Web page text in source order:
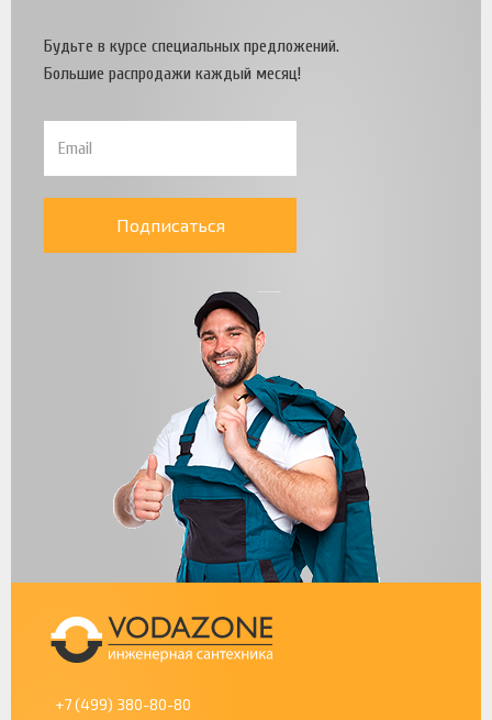
Будьте в курсе специальных предложений.
Большие распродажи каждый месяц!
Подписаться
+7 (499) 380-80-80